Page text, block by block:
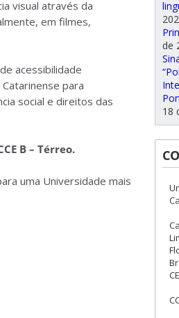
visual através da
em filmes,
acessibilidade
para
social e direitos das
B – Térreo.
uma Universidade mais
de
18